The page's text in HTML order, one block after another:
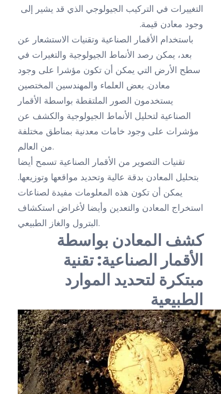
التغييرات في التركيب الجيولوجي الذي قد يشير إلى
وجود معادن قيمة.
باستخدام الأقمار الصناعية وتقنيات الاستشعار عن
بعد، يمكن رصد الأنماط الجيولوجية والتغيرات في
سطح الأرض التي يمكن أن تكون مؤشرا على وجود
معادن. بعض العلماء والمهندسين المختصين
يستخدمون الصور الملتقطة بواسطة الأقمار
الصناعية لتحليل الأنماط الجيولوجية والكشف عن
مؤشرات على وجود خامات معدنية بمناطق مختلفة
من العالم.
تقنيات التصوير من الأقمار الصناعية تسمح أيضا
بتحليل المعادن بدقة عالية وتحديد مواقعها وتوزيعها.
يمكن أن تكون هذه المعلومات مفيدة لصناعات
استخراج المعادن والتعدين وأيضا لأغراض استكشاف
البترول والغاز الطبيعي.
كشف المعادن بواسطة
الأقمار الصناعية: تقنية
مبتكرة لتحديد الموارد
الطبيعية